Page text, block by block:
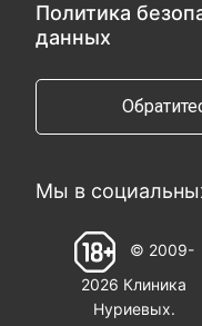
Политика
данных
Мы в
© 2009-
2026 Клиника
Нуриевых.